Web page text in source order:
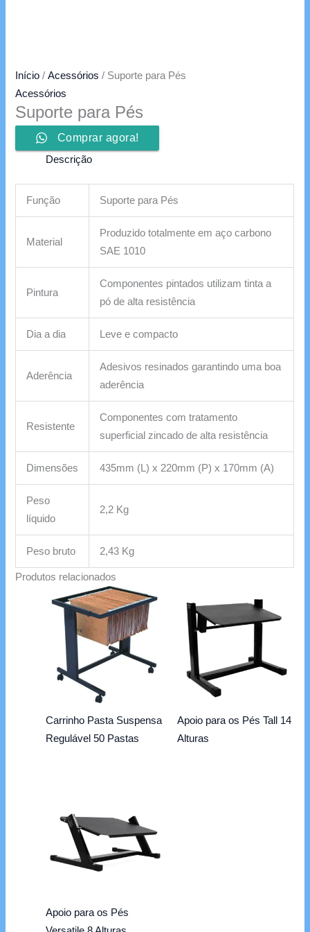
Início /Acessórios / Suporte para Pés
Acessórios
Suporte para Pés
Comprar agora!
Descrição
Função Suporte para Pés
Material
Produzido totalmente em aço carbono
SAE 1010
Pintura
Componentes pintados utilizam tinta a
pó de alta resistência
Dia a dia Leve e compacto
Aderência
Adesivos resinados garantindo uma boa
aderência
Resistente
Componentes com tratamento
superficial zincado de alta resistência
Dimensões 435mm (L) x 220mm (P) x 170mm (A)
Peso
líquido
2,2 Kg
Peso bruto 2,43 Kg
Produtos relacionados
Carrinho Pasta Suspensa
Regulável 50 Pastas
Apoio para os Pés Tall 14
Alturas
Apoio para os Pés